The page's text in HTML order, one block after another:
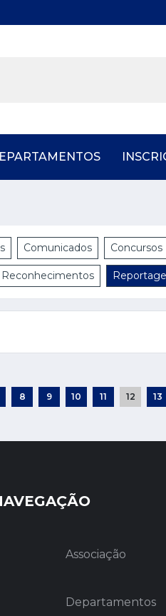
Comunicados Concursos
Reconhecimentos
8 9 10 11 12 13
Associação
Departamentos